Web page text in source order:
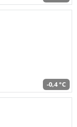
-0,4 °C